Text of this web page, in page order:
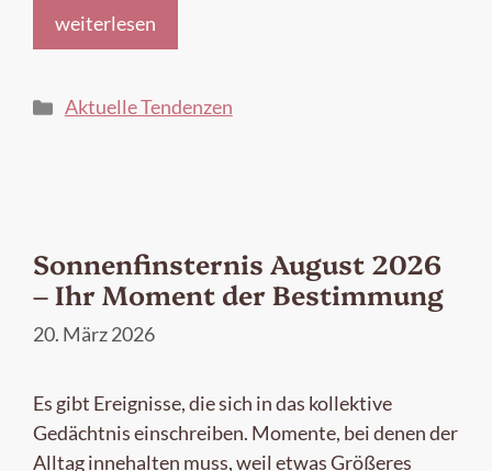
weiterlesen
Kategorien
Aktuelle Tendenzen
Sonnenfinsternis August 2026
– Ihr Moment der Bestimmung
20. März 2026
Es gibt Ereignisse, die sich in das kollektive
Gedächtnis einschreiben. Momente, bei denen der
Alltag innehalten muss, weil etwas Größeres